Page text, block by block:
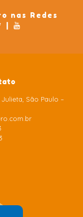
nas Redes
São Paulo –
Futuro